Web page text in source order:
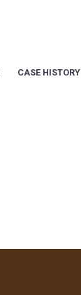
CASE HISTORY